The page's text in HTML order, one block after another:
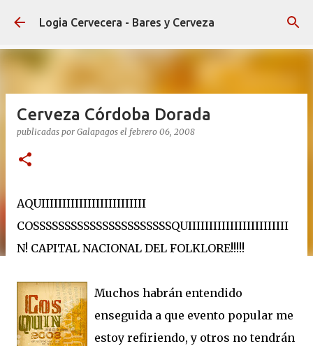
Ir al contenido principal
Logia Cervecera - Bares y Cerveza
Cerveza Córdoba Dorada
publicadas por Galapagos el febrero 06, 2008
AQUIIIIIIIIIIIIIIIIIIIIIIIII
COSSSSSSSSSSSSSSSSSSSSSSQUIIIIIIIIIIIIIIIIIIIIIIII
N! CAPITAL NACIONAL DEL FOLKLORE!!!!!
Muchos habrán entendido
enseguida a que evento popular me
estoy refiriendo, y otros no tendrán